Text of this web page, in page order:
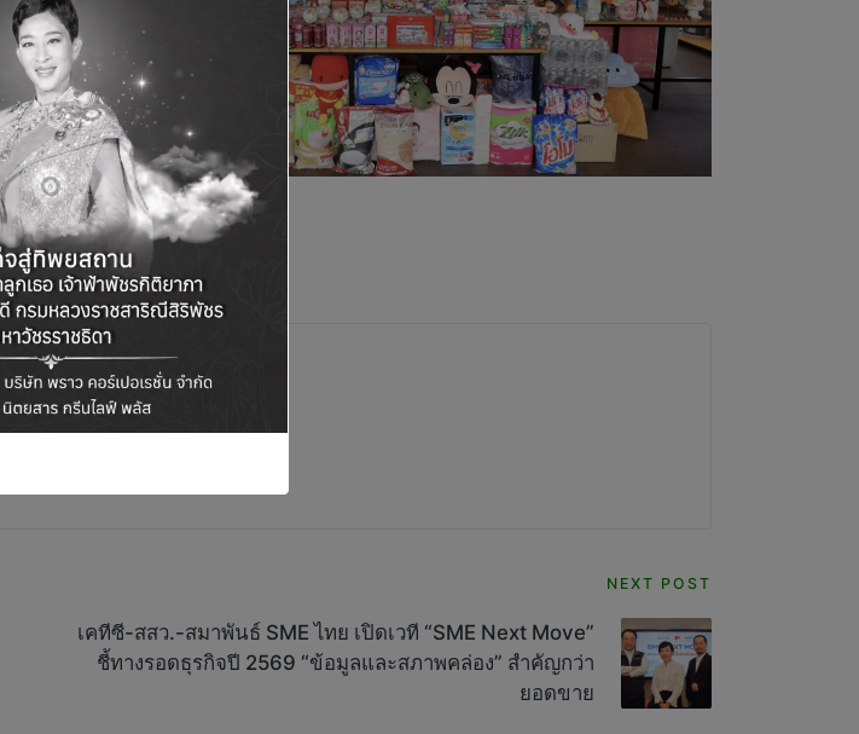
NEXT POST
เคทีซี-สสว.-สมาพันธ์ SME ไทย เปิดเวที “SME Next Move”
ชี้ทางรอดธุรกิจปี 2569 “ข้อมูลและสภาพคล่อง” สำคัญกว่า
ยอดขาย